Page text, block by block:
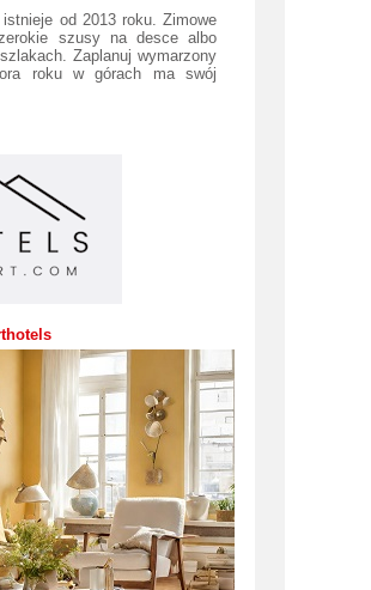
od 2013 roku. Zimowe
szusy na desce albo
Zaplanuj wymarzony
roku w górach ma swój